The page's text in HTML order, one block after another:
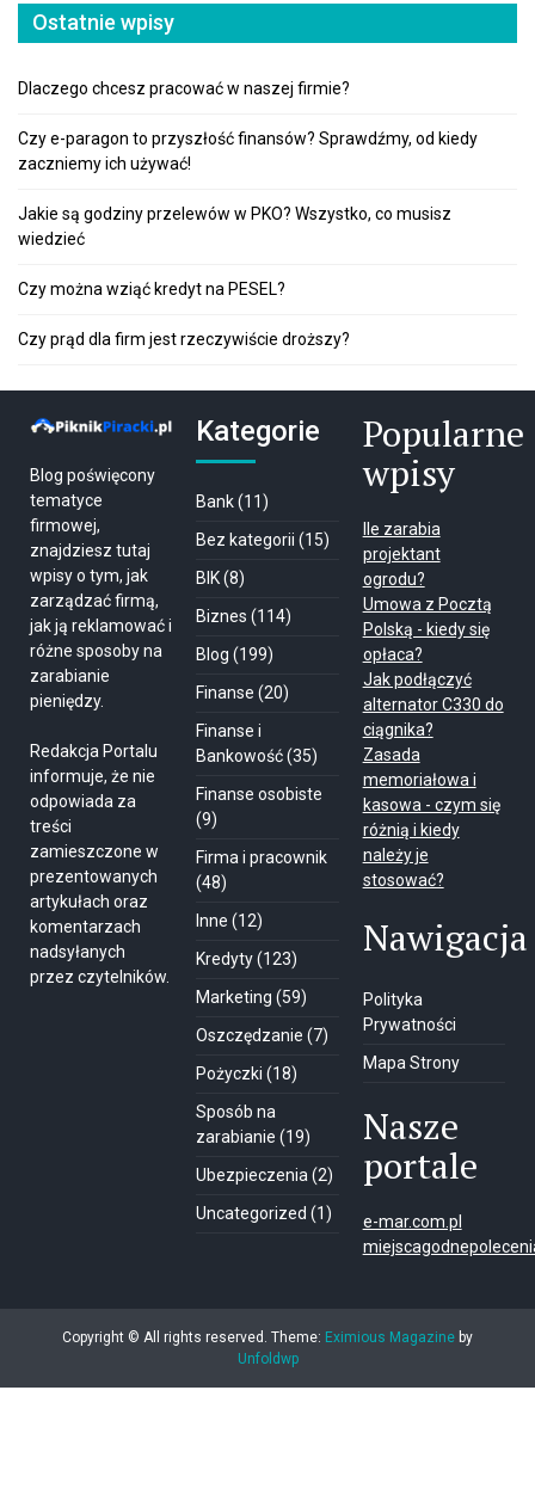
Ostatnie wpisy
Dlaczego chcesz pracować w naszej firmie?
Czy e-paragon to przyszłość finansów? Sprawdźmy, od kiedy
zaczniemy ich używać!
Jakie są godziny przelewów w PKO? Wszystko, co musisz
wiedzieć
Czy można wziąć kredyt na PESEL?
Czy prąd dla firm jest rzeczywiście droższy?
Blog poświęcony
tematyce
firmowej,
znajdziesz tutaj
wpisy o tym, jak
zarządzać firmą,
jak ją reklamować i
różne sposoby na
zarabianie
pieniędzy.
Redakcja Portalu
informuje, że nie
odpowiada za
treści
zamieszczone w
prezentowanych
artykułach oraz
komentarzach
nadsyłanych
przez czytelników.
Kategorie
Bank(11)
Bez kategorii (15)
BIK(8)
Biznes (114)
Blog (199)
Finanse (20)
Finanse i
Bankowość(35)
Finanse osobiste
(9)
Firma i pracownik
(48)
Inne (12)
Kredyty(123)
Marketing (59)
Oszczędzanie (7)
Pożyczki (18)
Sposób na
zarabianie (19)
Ubezpieczenia (2)
Uncategorized (1)
Popularne
wpisy
Ile zarabia
projektant
ogrodu?
Umowa z Pocztą
Polską - kiedy się
opłaca?
Jak podłączyć
alternator C330 do
ciągnika?
Zasada
memoriałowa i
kasowa - czym się
różnią i kiedy
należy je
stosować?
Nawigacja
Polityka
Prywatności
Mapa Strony
Nasze
portale
e-mar.com.pl
Copyright © All rights reserved. Theme: Eximious Magazine by
Unfoldwp